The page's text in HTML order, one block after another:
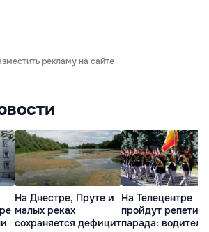
рекламу на сайте
На Днестре, Пруте и
малых реках
сохраняется дефицит
На Телецентре
пройдут
парада: